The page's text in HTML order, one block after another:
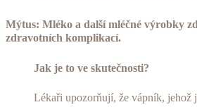
Mýtus: Mléko a další mléčné výrobky
zdravotních komplikací.
Jak je to ve skutečnosti?
Lékaři upozorňují, že vápník, jehož